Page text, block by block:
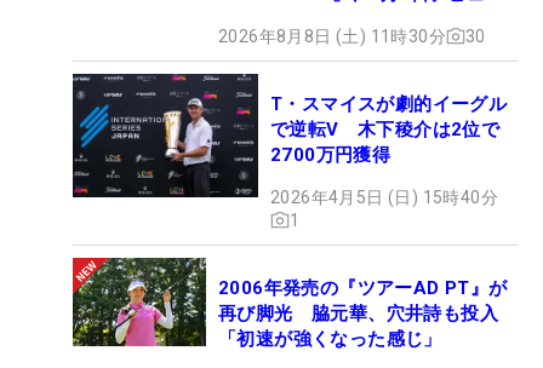
2026年8月8日 (土) 11時30分 30
T・スマイスが劇的イーグル
で逆転V 木下稜介は2位で
2700万円獲得
2026年4月5日 (日) 15時40分
1
2006年発売の『ツアーAD PT』が
再び脚光 脇元華、穴井詩も投入
「初速が強くなった感じ」